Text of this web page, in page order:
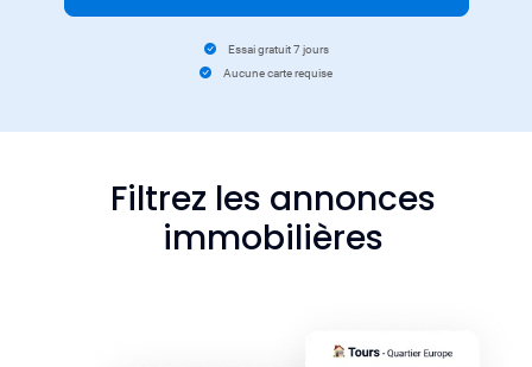
Essai gratuit 7 jours
Aucune carte requise
Filtrez les annonces
immobilières